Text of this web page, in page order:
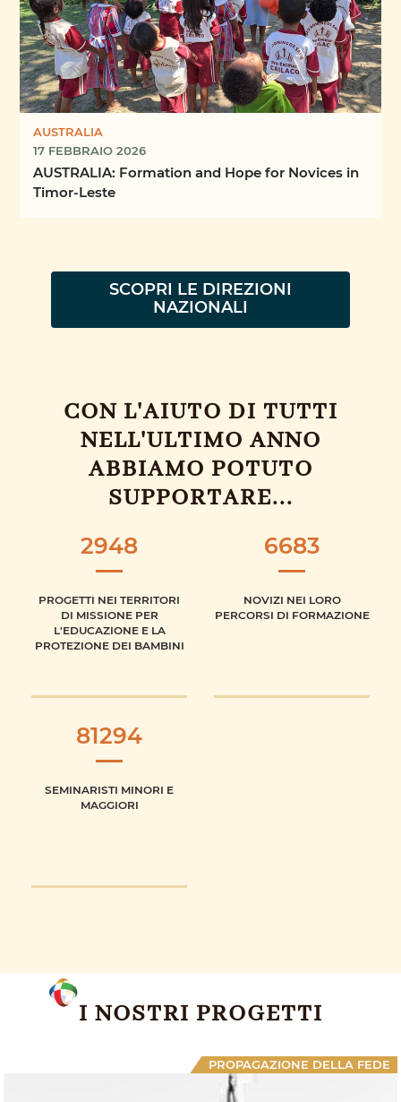
AUSTRALIA
17 FEBBRAIO 2026
AUSTRALIA: Formation and Hope for Novices in
Timor-Leste
SCOPRI LE DIREZIONI
NAZIONALI
CON L'AIUTO DI TUTTI
NELL'ULTIMO ANNO
ABBIAMO POTUTO
SUPPORTARE...
2948
PROGETTI NEI TERRITORI
DI MISSIONE PER
L'EDUCAZIONE E LA
PROTEZIONE DEI BAMBINI
6683
NOVIZI NEI LORO
PERCORSI DI FORMAZIONE
81294
SEMINARISTI MINORI E
MAGGIORI
I NOSTRI PROGETTI
PROPAGAZIONE DELLA FEDE